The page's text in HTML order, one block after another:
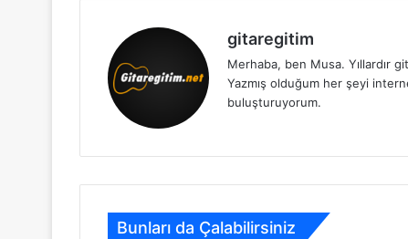
gitaregitim
Merhaba, ben Musa. Yıllardır
Yazmış olduğum her şeyi
buluşturuyorum.
Bunları da Çalabilirsiniz